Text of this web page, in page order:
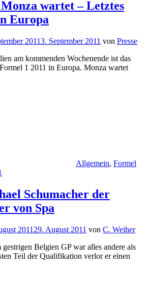
wartet – Letztes
Europa
20113. September 2011 von Presse
am kommenden Wochenende ist das
1 2011 in Europa. Monza wartet
Allgemein, Formel
Schumacher der
von Spa
2011 29. August 2011 von C. Weiher
Belgien GP war alles andere als
Teil der Qualifikation verlor er einen